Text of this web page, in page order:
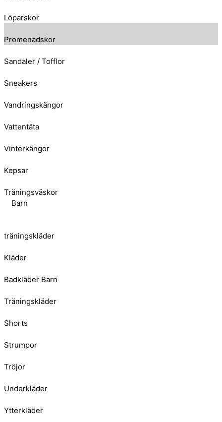
Löparskor
Promenadskor
Sandaler / Tofflor
Sneakers
Vandringskängor
Vattentäta
Vinterkängor
Kepsar
Träningsväskor
Barn
träningskläder
Kläder
Badkläder Barn
Träningskläder
Shorts
Strumpor
Tröjor
Underkläder
Ytterkläder